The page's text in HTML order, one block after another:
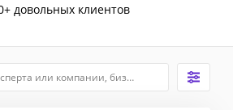
довольных клиентов